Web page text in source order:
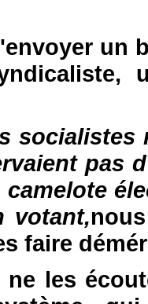
un
socialistes
pas
votant,
faire
ne les